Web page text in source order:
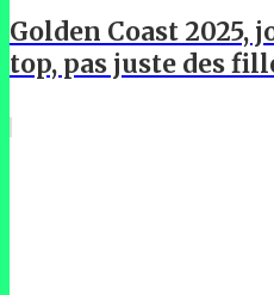
Golden Coast 2025,
top, pas juste des